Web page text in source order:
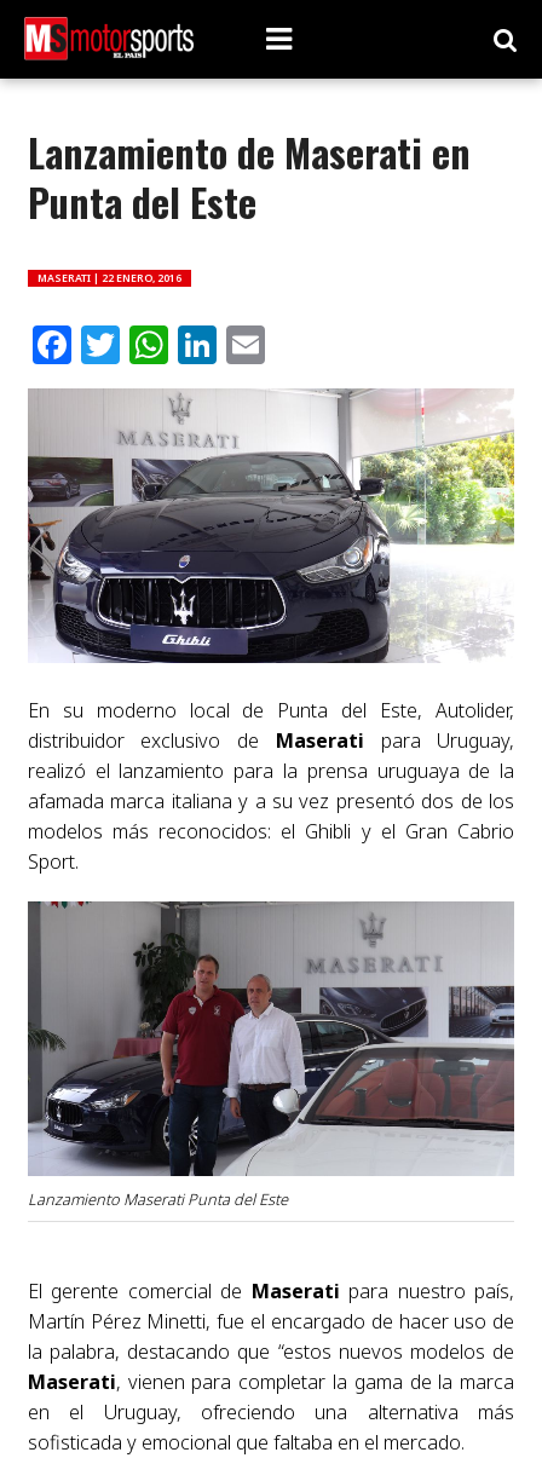
Lanzamiento de Maserati en
Punta del Este
MASERATI | 22 ENERO, 2016
Facebook
Twitter
WhatsApp
LinkedIn
Email
En su moderno local de Punta del Este, Autolider,
distribuidor exclusivo de Maserati para Uruguay,
realizó el lanzamiento para la prensa uruguaya de la
afamada marca italiana y a su vez presentó dos de los
modelos más reconocidos: el Ghibli y el Gran Cabrio
Sport.
Lanzamiento Maserati Punta del Este
El gerente comercial de Maserati para nuestro país,
Martín Pérez Minetti, fue el encargado de hacer uso de
la palabra, destacando que “estos nuevos modelos de
Maserati, vienen para completar la gama de la marca
en el Uruguay, ofreciendo una alternativa más
sofisticada y emocional que faltaba en el mercado.